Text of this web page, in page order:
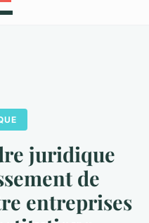
juridique
de
entreprises